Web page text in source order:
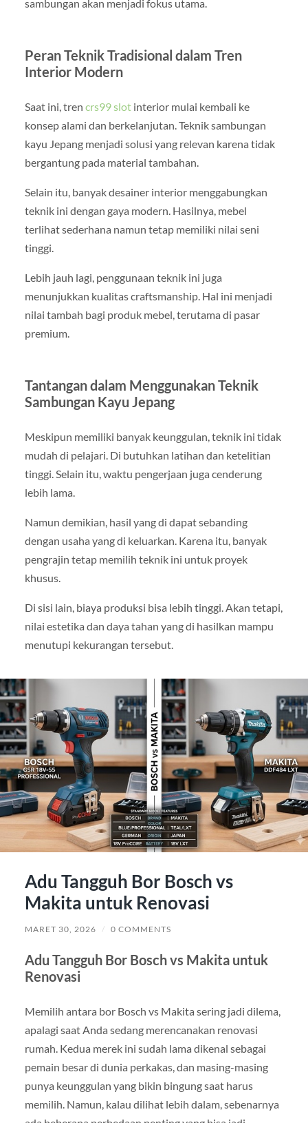
sambungan akan menjadi fokus utama.
Peran Teknik Tradisional dalam Tren
Interior Modern
Saat ini, tren crs99 slotinterior mulai kembali ke
konsep alami dan berkelanjutan. Teknik sambungan
kayu Jepang menjadi solusi yang relevan karena tidak
bergantung pada material tambahan.
Selain itu, banyak desainer interior menggabungkan
teknik ini dengan gaya modern. Hasilnya, mebel
terlihat sederhana namun tetap memiliki nilai seni
tinggi.
Lebih jauh lagi, penggunaan teknik ini juga
menunjukkan kualitas craftsmanship. Hal ini menjadi
nilai tambah bagi produk mebel, terutama di pasar
premium.
Tantangan dalam Menggunakan Teknik
Sambungan Kayu Jepang
Meskipun memiliki banyak keunggulan, teknik ini tidak
mudah di pelajari. Di butuhkan latihan dan ketelitian
tinggi. Selain itu, waktu pengerjaan juga cenderung
lebih lama.
Namun demikian, hasil yang di dapat sebanding
dengan usaha yang di keluarkan. Karena itu, banyak
pengrajin tetap memilih teknik ini untuk proyek
khusus.
Di sisi lain, biaya produksi bisa lebih tinggi. Akan tetapi,
nilai estetika dan daya tahan yang di hasilkan mampu
menutupi kekurangan tersebut.
Adu Tangguh Bor Bosch vs
Makita untuk Renovasi
MARET 30, 2026 / 0 COMMENTS
Adu Tangguh Bor Bosch vs Makita untuk
Renovasi
Memilih antara bor Bosch vs Makita sering jadi dilema,
apalagi saat Anda sedang merencanakan renovasi
rumah. Kedua merek ini sudah lama dikenal sebagai
pemain besar di dunia perkakas, dan masing-masing
punya keunggulan yang bikin bingung saat harus
memilih. Namun, kalau dilihat lebih dalam, sebenarnya